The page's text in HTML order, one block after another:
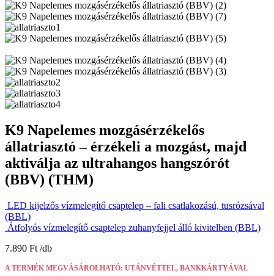
K9 Napelemes mozgásérzékelős
állatriasztó – érzékeli a mozgást, majd
aktiválja az ultrahangos hangszórót
(BBV) (THM)
LED kijelzős vízmelegítő csaptelep – fali csatlakozású, tusrózsával
(BBL)
Átfolyós vízmelegítő csaptelep zuhanyfejjel álló kivitelben (BBL)
7.890 Ft
A TERMÉK MEGVÁSÁROLHATÓ: UTÁNVÉTTEL, BANKKÁRTYÁVAL